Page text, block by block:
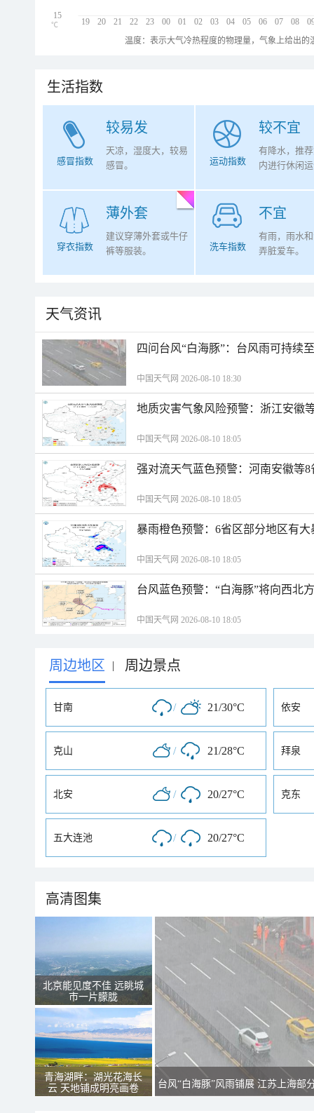
19 20 21 22 23 00 01 02 03 04 05 06 07 08
15
℃
温度：表示大气冷热程度的物理量，气象上给出
生活指数
较易发
感冒指数
天凉，湿度大，较易
感冒。
较不宜
运动指数
有降水，推
内进行休闲
薄外套
穿衣指数
建议穿薄外套或牛仔
裤等服装。
不宜
洗车指数
有雨，雨水
弄脏爱车。
天气资讯
四问台风“白海豚”：台风雨可持续
中国天气网 2026-08-10 18:30
地质灾害气象风险预警：浙江安徽
中国天气网 2026-08-10 18:05
强对流天气蓝色预警：河南安徽等
中国天气网 2026-08-10 18:05
暴雨橙色预警：6省区部分地区有
中国天气网 2026-08-10 18:05
台风蓝色预警：“白海豚”将向西北
中国天气网 2026-08-10 18:05
周边地区 | 周边景点
甘南 / 21/30°C 依安
克山 / 21/28°C 拜泉
北安 / 20/27°C 克东
五大连池 / 20/27°C
高清图集
北京能见度不佳 远眺城
市一片朦胧
青海湖畔：湖光花海长
云 天地铺成明亮画卷
台风“白海豚”风雨铺展 江苏上海部